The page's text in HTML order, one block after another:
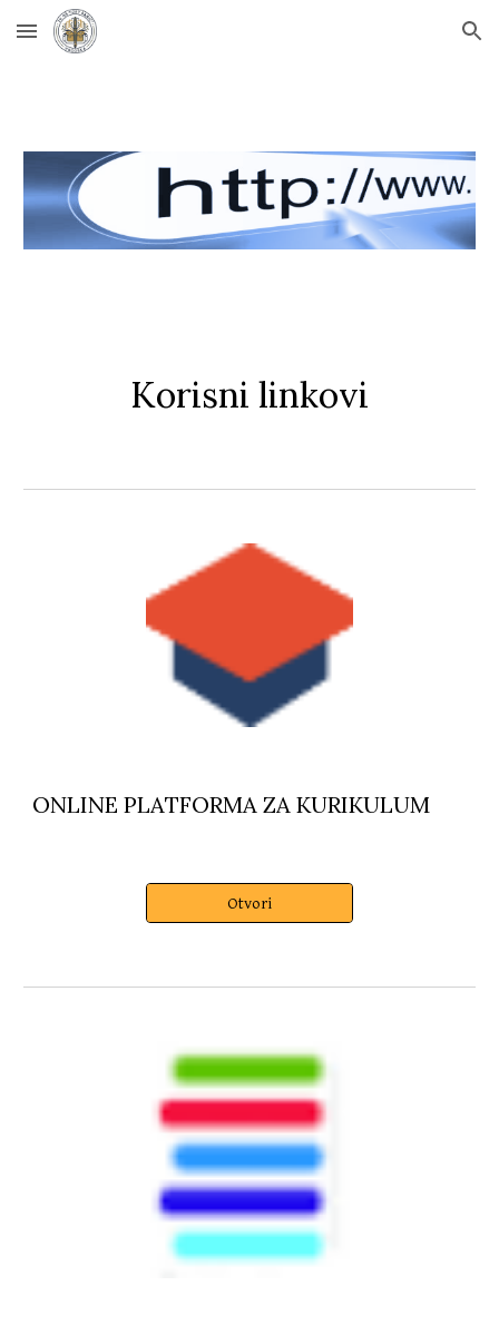
Skip to main content Skip to navigation
Korisni linkovi
ONLINE PLATFORMA ZA KURIKULUM
Otvori